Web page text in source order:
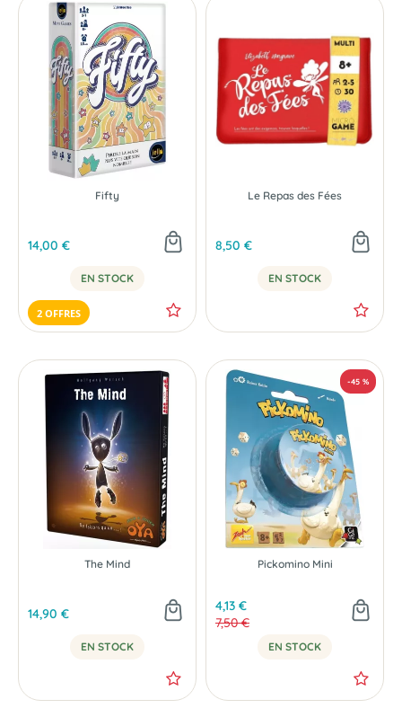
Fifty
14,00 €
EN STOCK
2 OFFRES
Le Repas des Fées
8,50 €
EN STOCK
The Mind
14,90 €
EN STOCK
Pickomino Mini
4,13 €
7,50 €
EN STOCK